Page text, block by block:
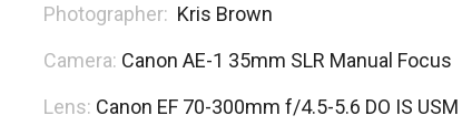
Photographer: Kris Brown
Camera: Canon AE-1 35mm SLR Manual Focus
Lens: Canon EF 70-300mm f/4.5-5.6 DO IS USM